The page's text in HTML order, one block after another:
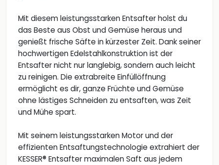
Mit diesem leistungsstarken Entsafter holst du
das Beste aus Obst und Gemüse heraus und
genießt frische Säfte in kürzester Zeit. Dank seiner
hochwertigen Edelstahlkonstruktion ist der
Entsafter nicht nur langlebig, sondern auch leicht
zu reinigen. Die extrabreite Einfüllöffnung
ermöglicht es dir, ganze Früchte und Gemüse
ohne lästiges Schneiden zu entsaften, was Zeit
und Mühe spart.
Mit seinem leistungsstarken Motor und der
effizienten Entsaftungstechnologie extrahiert der
KESSER® Entsafter maximalen Saft aus jedem